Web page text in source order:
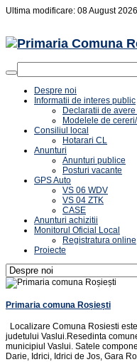
Ultima modificare: 08 August
Despre noi
Informatii de interes public
Declaratii de
Modelele de
Consiliul local
Hotarari CL
Anunturi
Anunturi publice
Posturi vacante
GPS Auto
VS 06 WDV
VS 04 ZTK
CASE
Anunturi achizitii
Monitorul Oficial Local
Registratura online
Proiecte
Primaria comuna Roșiești
Localizare Comuna Rosiesti
judetului Vaslui.Resedinta
municipiul Vaslui. Satele
Darie, Idrici, Idrici de Jos, Gara